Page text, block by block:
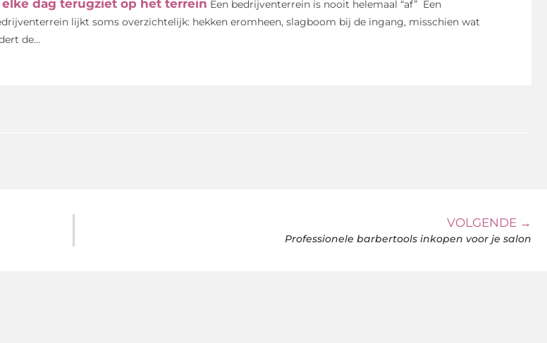
dag terugziet op het terrein Een bedrijventerrein is nooit helemaal “af” Een
lijkt soms overzichtelijk: hekken eromheen, slagboom bij de ingang, misschien wat
de...
VOLGENDE →
Professionele barbertools inkopen voor je salon